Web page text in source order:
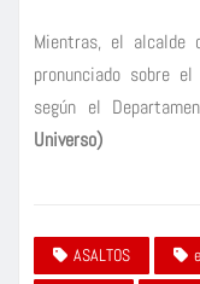
Mientras, el alcalde
pronunciado sobre
según el
Universo)
ASALTOS